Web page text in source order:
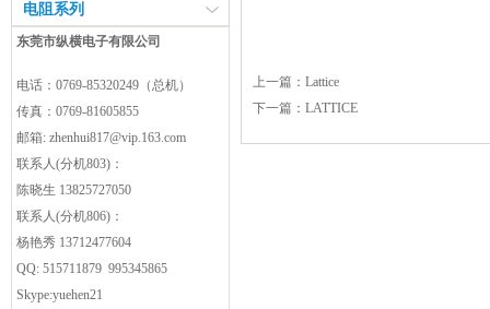
电阻系列
东莞市纵横电子有限公司
电话：0769-85320249（总机）
传真：0769-81605855
邮箱: zhenhui817@vip.163.com
联系人(分机803)：
陈晓生 13825727050
联系人(分机806)：
杨艳秀 13712477604
QQ: 515711879 995345865
Skype:yuehen21
上一篇： Lattice
下一篇： LATTICE